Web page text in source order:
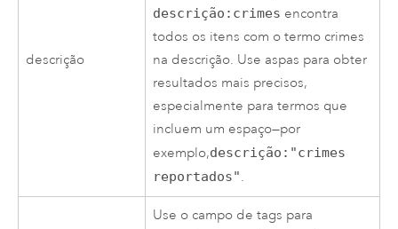
descrição
descrição:crimes encontra
todos os itens com o termo crimes
na descrição. Use aspas para obter
resultados mais precisos,
especialmente para termos que
incluem um espaço—por
exemplo,descrição:"crimes
reportados".
Use o campo de tags para